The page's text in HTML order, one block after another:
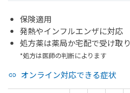
保険適用
発熱やインフルエンザに対応
処方薬は薬局か宅配で受け取り
*処方は医師の判断によります
オンライン対応できる症状